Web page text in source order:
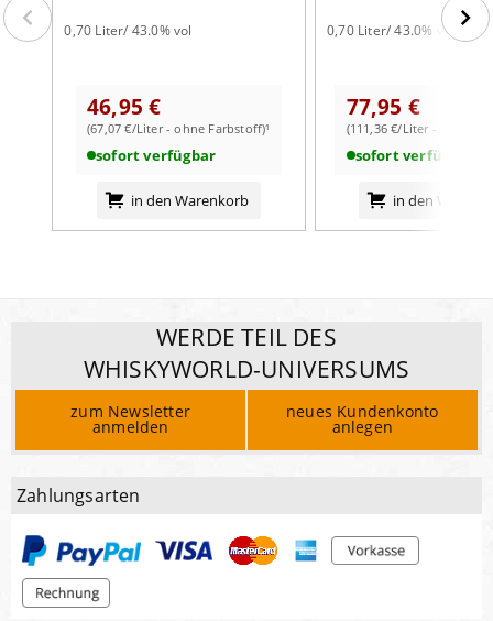
0,70 Liter/ 43.0% vol
46,95 €
(67,07 €/Liter - ohne Farbstoff)¹
sofort verfügbar
in den Warenkorb
0,70 Liter/ 43.0% vol
77,95 €
(111,36 €/Liter - ohne
sofort verfügbar
in den
WERDE TEIL DES
WHISKYWORLD-UNIVERSUMS
zum Newsletter
anmelden
neues Kundenkonto
anlegen
Zahlungsarten